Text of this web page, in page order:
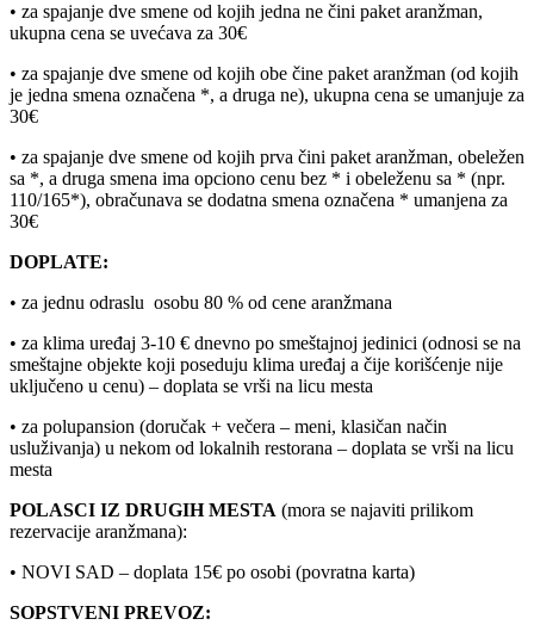
• za spajanje dve smene od kojih jedna ne čini paket aranžman,
ukupna cena se uvećava za 30€
• za spajanje dve smene od kojih obe čine paket aranžman (od kojih
je jedna smena označena *, a druga ne), ukupna cena se umanjuje za
30€
• za spajanje dve smene od kojih prva čini paket aranžman, obeležen
sa *, a druga smena ima opciono cenu bez * i obeleženu sa * (npr.
110/165*), obračunava se dodatna smena označena * umanjena za
30€
DOPLATE:
• za jednu odraslu osobu 80 % od cene aranžmana
• za klima uređaj 3-10 € dnevno po smeštajnoj jedinici (odnosi se na
smeštajne objekte koji poseduju klima uređaj a čije korišćenje nije
uključeno u cenu) – doplata se vrši na licu mesta
• za polupansion (doručak + večera – meni, klasičan način
usluživanja) u nekom od lokalnih restorana – doplata se vrši na licu
mesta
POLASCI IZ DRUGIH MESTA (mora se najaviti prilikom
rezervacije aranžmana):
• NOVI SAD – doplata 15€ po osobi (povratna karta)
SOPSTVENI PREVOZ: